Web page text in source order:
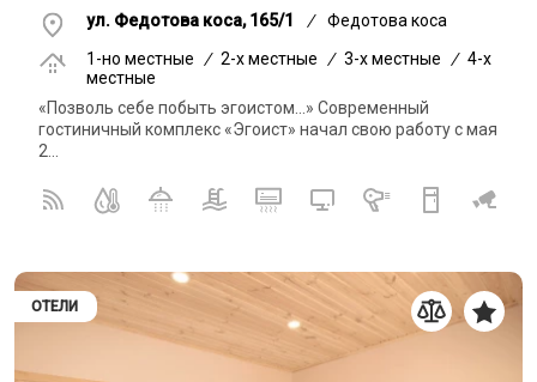
ул. Федотова коса, 165/1 /
Федотова коса
1-но местные
/ 2-x местные / 3-x местные / 4-x
местные
«Позволь себе побыть эгоистом…» Современный
гостиничный комплекс «Эгоист» начал свою работу с мая
2...
ОТЕЛИ